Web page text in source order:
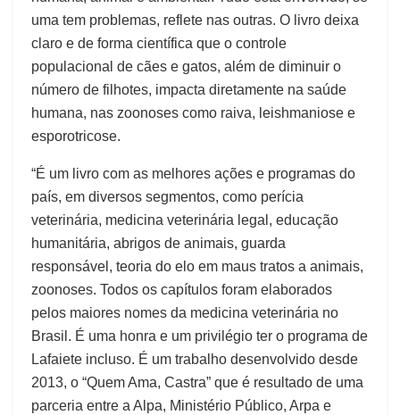
uma tem problemas, reflete nas outras. O livro deixa
claro e de forma científica que o controle
populacional de cães e gatos, além de diminuir o
número de filhotes, impacta diretamente na saúde
humana, nas zoonoses como raiva, leishmaniose e
esporotricose.
“É um livro com as melhores ações e programas do
país, em diversos segmentos, como perícia
veterinária, medicina veterinária legal, educação
humanitária, abrigos de animais, guarda
responsável, teoria do elo em maus tratos a animais,
zoonoses. Todos os capítulos foram elaborados
pelos maiores nomes da medicina veterinária no
Brasil. É uma honra e um privilégio ter o programa de
Lafaiete incluso. É um trabalho desenvolvido desde
2013, o “Quem Ama, Castra” que é resultado de uma
parceria entre a Alpa, Ministério Público, Arpa e